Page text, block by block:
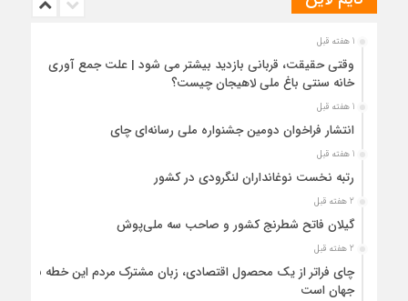
1 هفته قبل
وقتی حقیقت، قربانی بازدید بیشتر می شود | علت جمع آوری
خانه سنتی باغ ملی لاهیجان چیست؟
1 هفته قبل
انتشار فراخوان دومین جشنواره ملی رسانه‌ای چای
1 هفته قبل
رتبه نخست نوغانداران لنگرودی در کشور
2 هفته قبل
گیلان فاتح شطرنج کشور و صاحب سه ملی‌پوش
2 هفته قبل
چای فراتر از یک محصول اقتصادی، زبان مشترک مردم این خطه با
جهان است